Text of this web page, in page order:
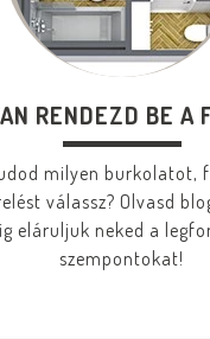
RENDEZD BE A
milyen burkolatot,
válassz? Olvasd
eláruljuk neked a
szempontokat!